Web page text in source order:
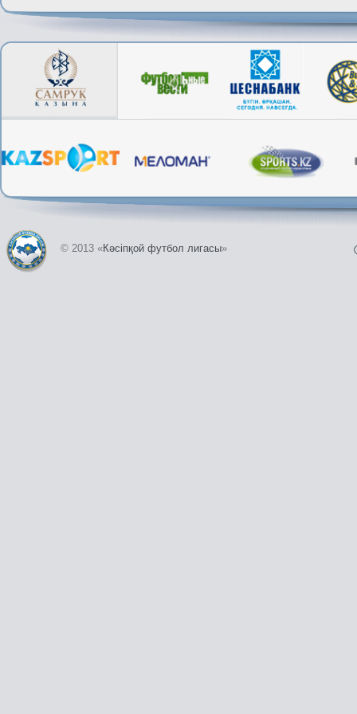
© 2013 «Кәсіпқой футбол лигасы»